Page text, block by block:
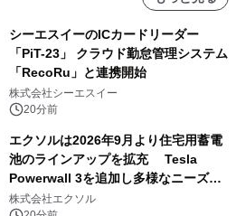
シーエスイーのICカードリーダー
「PiT-23」 クラウド勤怠管理システム
「RecoRu」と連携開始
株式会社シーエスイー
20分前
エクソルは2026年9月より住宅用蓄電
池のラインアップを拡充 Tesla
Powerwall 3を追加し多様なニーズに
応える提案体制を強化
株式会社エクソル